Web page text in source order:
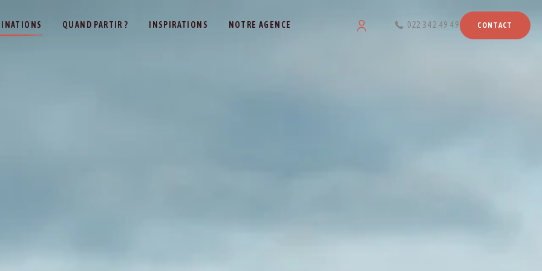
QUAND PARTIR ? INSPIRATIONS NOTRE AGENCE 022 342 49 49 CONTACT